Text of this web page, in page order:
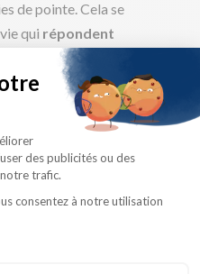
de pointe. Cela se
qui répondent
modernes
notre